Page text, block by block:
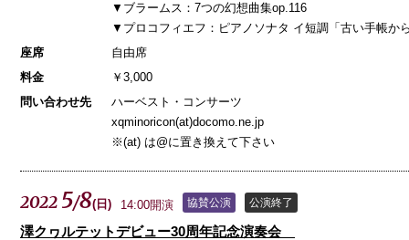
▼ブラームス：7つの幻想曲集op.116
▼プロコフィエフ：ピアノソナタ イ短調「古い手帳か
座席
自由席
料金
￥3,000
問い合わせ先
ハーベスト・コンサーツ
xqminoricon(at)docomo.ne.jp
※(at) は@に置き換えて下さい
2022 5/8( 日 ) 14:00開演 協賛公演 公演終了
澤クヮルテットデビュー30周年記念演奏会